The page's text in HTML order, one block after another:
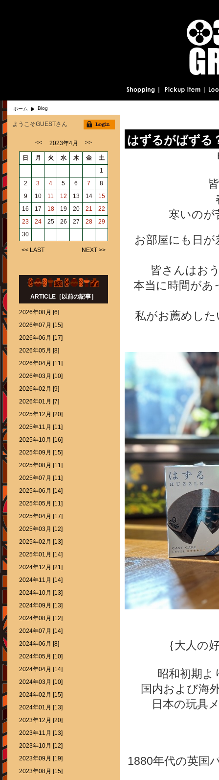
ホーム Blog
はずるがばずる
寒いのが
お部屋にも日
皆さんはお
本当に時間があ
私がお薦めし
｛大人の
昭和初期よ
国内および海
日本の玩具
1880年代の英国
ようこそGUESTさん
<< 2023年4月 >>
日 月 火 水 木 金
土
1
2
3 4 5 6 7
8
9
10 11 12 13 14
15
16
17 18 19 20 21
22
23
24 25 26 27 28
29
30
<< LAST NEXT >>
ARTICLE［以前の記事］
2026年08月 [6]
2026年07月 [15]
2026年06月 [17]
2026年05月 [8]
2026年04月 [11]
2026年03月 [10]
2026年02月 [9]
2026年01月 [7]
2025年12月 [20]
2025年11月 [11]
2025年10月 [16]
2025年09月 [15]
2025年08月 [11]
2025年07月 [11]
2025年06月 [14]
2025年05月 [11]
2025年04月 [17]
2025年03月 [12]
2025年02月 [13]
2025年01月 [14]
2024年12月 [21]
2024年11月 [14]
2024年10月 [13]
2024年09月 [13]
2024年08月 [12]
2024年07月 [14]
2024年06月 [8]
2024年05月 [10]
2024年04月 [14]
2024年03月 [10]
2024年02月 [15]
2024年01月 [13]
2023年12月 [20]
2023年11月 [13]
2023年10月 [12]
2023年09月 [19]
2023年08月 [15]